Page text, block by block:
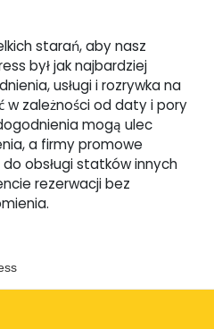
starań, aby nasz
był jak najbardziej
usługi i rozrywka na
w zależności od daty i pory
mogą ulec
a firmy promowe
obsługi statków innych
rezerwacji bez